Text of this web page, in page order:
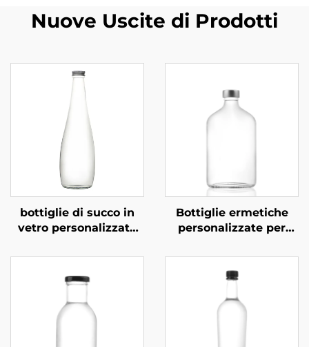
Nuove Uscite di Prodotti
bottiglie di succo in
vetro personalizzate
500 ml per bevande
gassate
Bottiglie ermetiche
personalizzate per
succo e bevande da
270 ml, 350 ml e 530